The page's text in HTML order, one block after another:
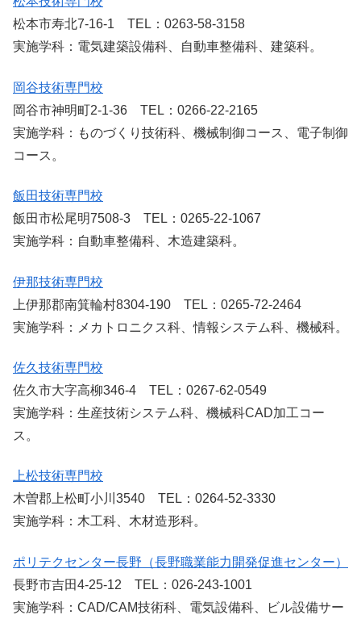
松本市寿北7-16-1 TEL：0263-58-3158
実施学科：電気建築設備科、自動車整備科、建築科。
岡谷技術専門校
岡谷市神明町2-1-36 TEL：0266-22-2165
実施学科：ものづくり技術科、機械制御コース、電子制御
コース。
飯田技術専門校
飯田市松尾明7508-3 TEL：0265-22-1067
実施学科：自動車整備科、木造建築科。
伊那技術専門校
上伊那郡南箕輪村8304-190 TEL：0265-72-2464
実施学科：メカトロニクス科、情報システム科、機械科。
佐久技術専門校
佐久市大字高柳346-4 TEL：0267-62-0549
実施学科：生産技術システム科、機械科CAD加工コー
ス。
上松技術専門校
木曽郡上松町小川3540 TEL：0264-52-3330
実施学科：木工科、木材造形科。
ポリテクセンター長野（長野職業能力開発促進センター）
長野市吉田4-25-12 TEL：026-243-1001
実施学科：CAD/CAM技術科、電気設備科、ビル設備サー